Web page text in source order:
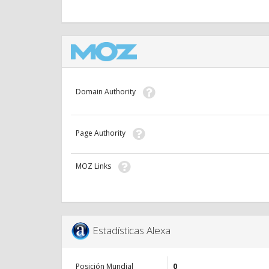
Domain Authority
Page Authority
MOZ Links
Estadísticas Alexa
Posición Mundial
0